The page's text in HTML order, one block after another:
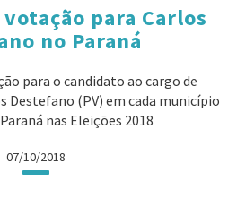
para Carlos
no Paraná
para o candidato ao cargo de
Destefano (PV) em cada município
nas Eleições 2018
07/10/2018